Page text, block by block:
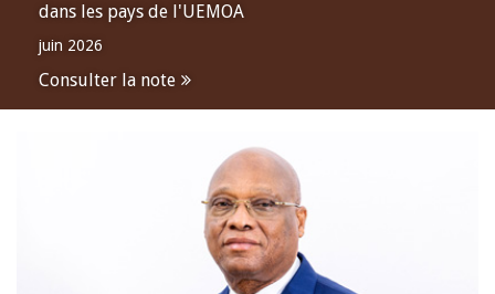
dans les pays de l'UEMOA
juin 2026
Consulter la note